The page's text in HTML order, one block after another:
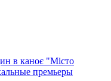
в каноє "Місто
премьеры